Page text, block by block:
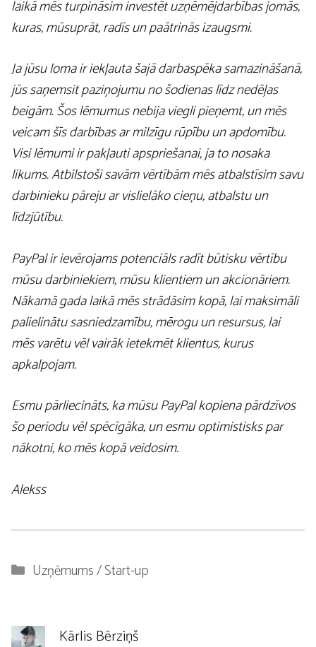
laikā mēs turpināsim investēt uzņēmējdarbības jomās,
kuras, mūsuprāt, radīs un paātrinās izaugsmi.
Ja jūsu loma ir iekļauta šajā darbaspēka samazināšanā,
jūs saņemsit paziņojumu no šodienas līdz nedēļas
beigām. Šos lēmumus nebija viegli pieņemt, un mēs
veicam šīs darbības ar milzīgu rūpību un apdomību.
Visi lēmumi ir pakļauti apspriešanai, ja to nosaka
likums. Atbilstoši savām vērtībām mēs atbalstīsim savu
darbinieku pāreju ar vislielāko cieņu, atbalstu un
līdzjūtību.
PayPal ir ievērojams potenciāls radīt būtisku vērtību
mūsu darbiniekiem, mūsu klientiem un akcionāriem.
Nākamā gada laikā mēs strādāsim kopā, lai maksimāli
palielinātu sasniedzamību, mērogu un resursus, lai
mēs varētu vēl vairāk ietekmēt klientus, kurus
apkalpojam.
Esmu pārliecināts, ka mūsu PayPal kopiena pārdzīvos
šo periodu vēl spēcīgāka, un esmu optimistisks par
nākotni, ko mēs kopā veidosim.
Alekss
Kategorijas
Uzņēmums / Start-up
Kārlis Bērziņš